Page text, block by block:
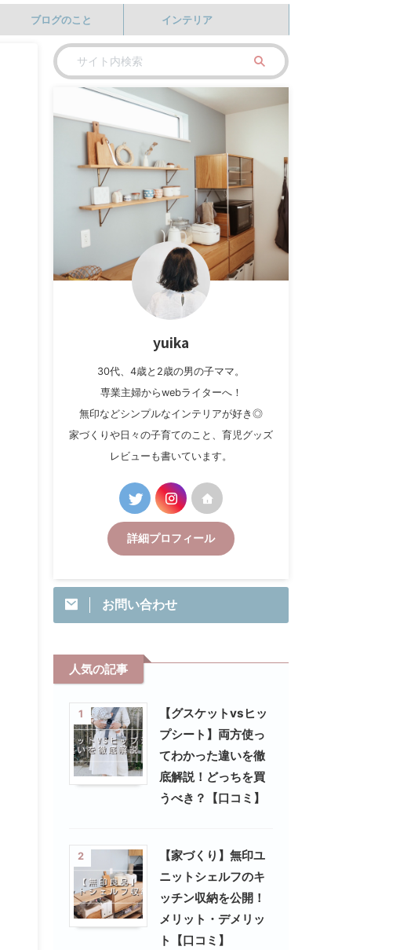
ブログのこと インテリア
yuika
30代、4歳と2歳の男の子ママ。
専業主婦からwebライターへ！
無印などシンプルなインテリアが好き◎
家づくりや日々の子育てのこと、育児グッズ
レビューも書いています。
詳細プロフィール
お問い合わせ
人気の記事
1
【グスケットvsヒッ
プシート】両方使っ
てわかった違いを徹
底解説！どっちを買
うべき？【口コミ】
2
【家づくり】無印ユ
ニットシェルフのキ
ッチン収納を公開！
メリット・デメリッ
ト【口コミ】